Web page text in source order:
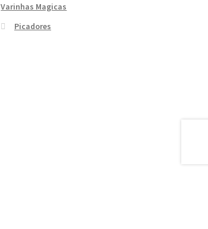
Varinhas Magicas
Picadores